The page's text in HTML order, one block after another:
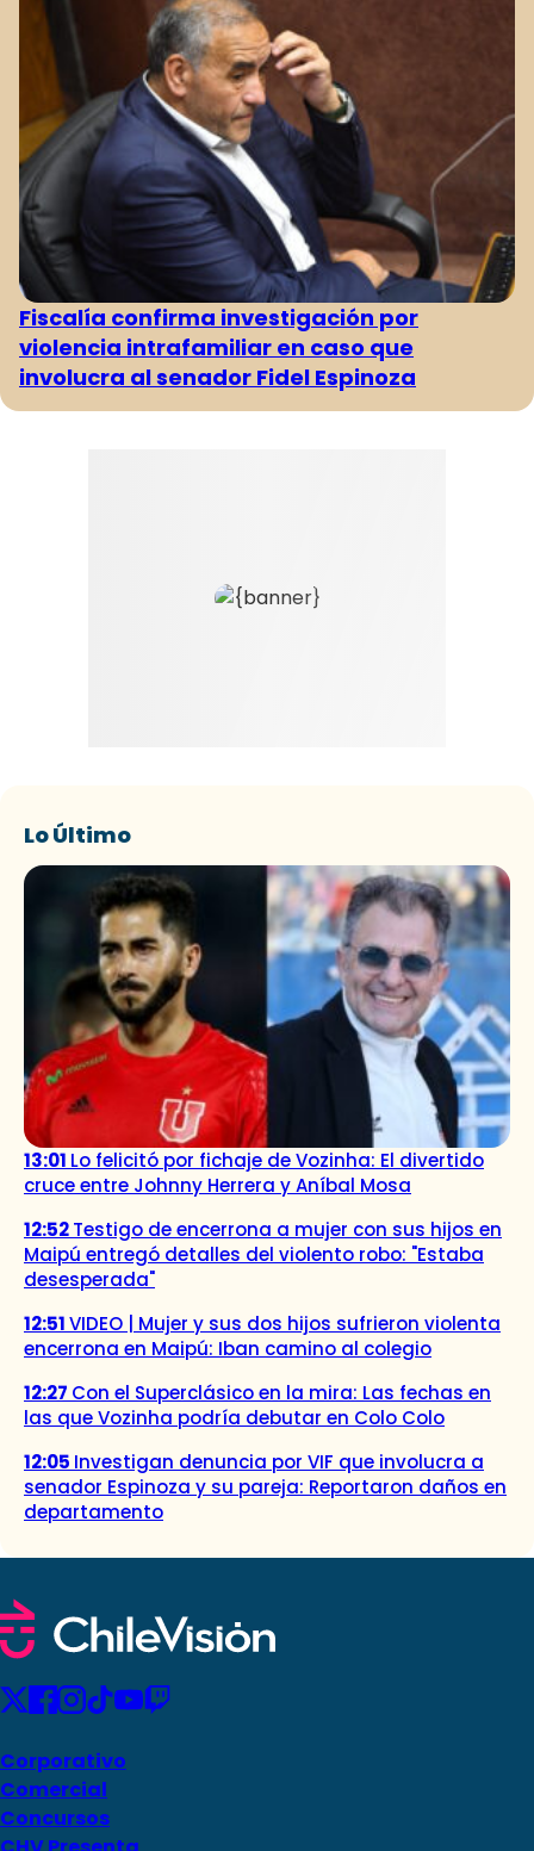
Fiscalía confirma investigación por
violencia intrafamiliar en caso que
involucra al senador Fidel Espinoza
Lo Último
13:01 Lo felicitó por fichaje de Vozinha: El divertido
cruce entre Johnny Herrera y Aníbal Mosa
12:52Testigo de encerrona a mujer con sus hijos en
Maipú entregó detalles del violento robo: "Estaba
desesperada"
12:51VIDEO | Mujer y sus dos hijos sufrieron violenta
encerrona en Maipú: Iban camino al colegio
12:27 Con el Superclásico en la mira: Las fechas en
las que Vozinha podría debutar en Colo Colo
12:05 Investigan denuncia por VIF que involucra a
senador Espinoza y su pareja: Reportaron daños en
departamento
Corporativo
Comercial
Concursos